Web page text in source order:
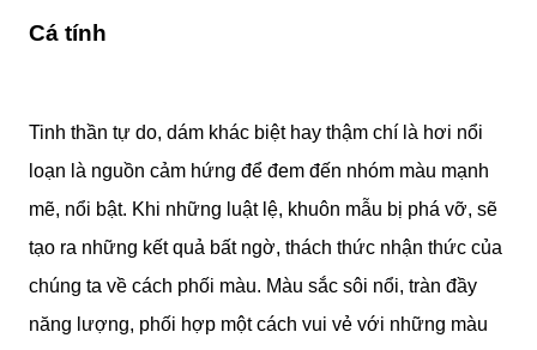
Cá tính
Tinh thần tự do, dám khác biệt hay thậm chí là hơi nổi
loạn là nguồn cảm hứng để đem đến nhóm màu mạnh
mẽ, nổi bật. Khi những luật lệ, khuôn mẫu bị phá vỡ, sẽ
tạo ra những kết quả bất ngờ, thách thức nhận thức của
chúng ta về cách phối màu. Màu sắc sôi nổi, tràn đầy
năng lượng, phối hợp một cách vui vẻ với những màu